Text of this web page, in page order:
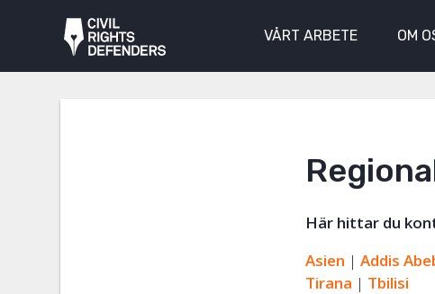
VÅRT ARBETE OM
Här hittar du
Asien |Addis
Tirana | Tbilisi